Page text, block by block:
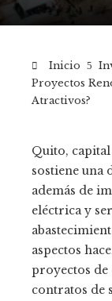
Inicio
Proyectos
Atractivos?
Quito,
sostiene una
además de
eléctrica y
aspectos
proyectos de
contratos de